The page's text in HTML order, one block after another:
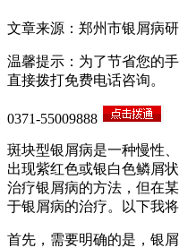
文章来源：郑州市银屑病
温馨提示：为了节省您的
直接拨打免费电话咨询。
0371-55009888
斑块型银屑病是一种慢性
出现紫红色或银白色鳞屑
治疗银屑病的方法，但在
于银屑病的治疗。以下我
首先，需要明确的是，银